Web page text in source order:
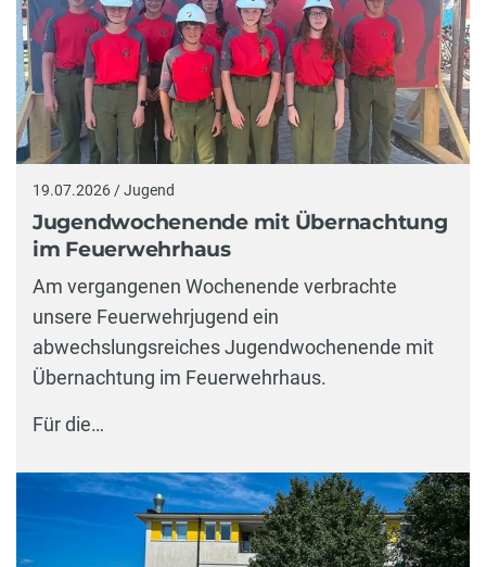
19.07.2026 / Jugend
Jugendwochenende mit Übernachtung
im Feuerwehrhaus
Am vergangenen Wochenende verbrachte
unsere Feuerwehrjugend ein
abwechslungsreiches Jugendwochenende mit
Übernachtung im Feuerwehrhaus.
Für die…